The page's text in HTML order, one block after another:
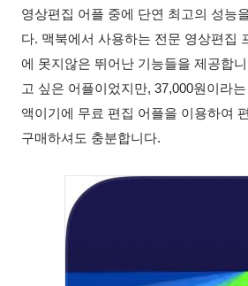
영상편집 어플 중에 단연 최고의 성능
다. 맥북에서 사용하는 전문 영상편집
에 못지않은 뛰어난 기능들을 제공합
고 싶은 어플이었지만, 37,000원이라는
액이기에 무료 편집 어플을 이용하여
구매하셔도 충분합니다.